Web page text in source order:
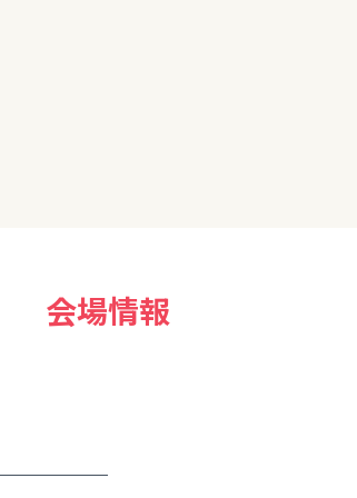
会場情報